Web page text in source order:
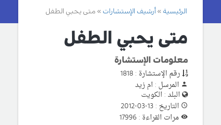
الرئيسية أرشيف الإستشارات متى يحبي الطفل
متى يحبي الطفل
معلومات الإستشارة
رقم الإستشارة : 1818
المرسل : ام زيد
البلد : الكويت
التاريخ : 13-03-2012
مرات القراءة : 17996